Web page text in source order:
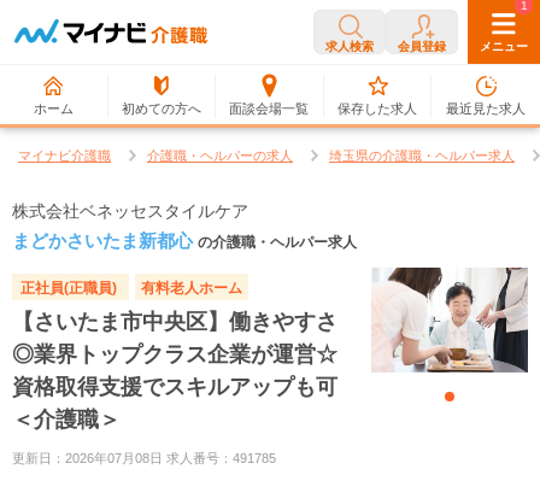
求人検索 会員登録 メニュー
ホーム 初めての方へ 面談会場一覧
0
保存した求人
1
最近見た求人
マイナビ介護職 介護職・ヘルパーの求人 埼玉県の介護職・ヘルパー求人
株式会社ベネッセスタイルケア
まどかさいたま新都心 の介護職・ヘルパー求人
正社員(正職員) 有料老人ホーム
【さいたま市中央区】働きやすさ
◎業界トップクラス企業が運営☆
資格取得支援でスキルアップも可
＜介護職＞
更新日：2026年07月08日 求人番号：491785